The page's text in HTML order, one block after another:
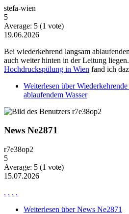
stefa-wien
5
Average: 5 (1 vote)
19.06.2026
Bei wiederkehrend langsam
auch weiter hinten in der Leitung
Hochdruckspülung in Wien fand ich
Weiterlesen über
ablaufendem Wasser
News Ne2871
r7e38op2
5
Average: 5 (1 vote)
15.07.2026
. . . .
Weiterlesen über News Ne2871